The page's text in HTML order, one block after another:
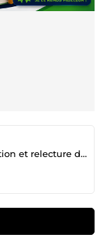
Spécialiste en réécriture, correction et relecture de textes